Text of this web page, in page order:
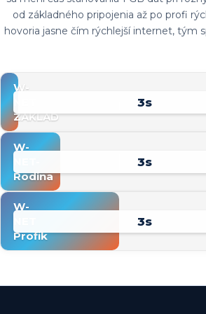
od základného pripojenia až po profi
hovoria jasne čím rýchlejší internet, tým
W-
ZAKLAD
3s
W-
Rodina
4s
W-
Profik
4s